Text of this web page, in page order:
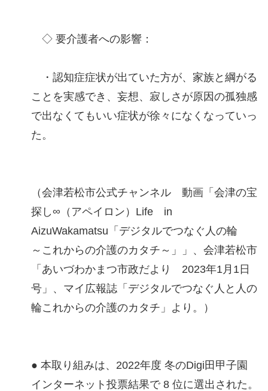
◇ 要介護者への影響：
・認知症症状が出ていた方が、家族と綱がる
ことを実感でき、妄想、寂しさが原因の孤独感
で出なくてもいい症状が徐々になくなっていっ
た。
（会津若松市公式チャンネル 動画「会津の宝
探し∞（アペイロン）Life in
AizuWakamatsu「デジタルでつなぐ人の輪
～これからの介護のカタチ～」」、会津若松市
「あいづわかまつ市政だより 2023年1月1日
号」、マイ広報誌「デジタルでつなぐ人と人の
輪これからの介護のカタチ」より。）
● 本取り組みは、2022年度 冬のDigi田甲子園
インターネット投票結果で 8 位に選出された。